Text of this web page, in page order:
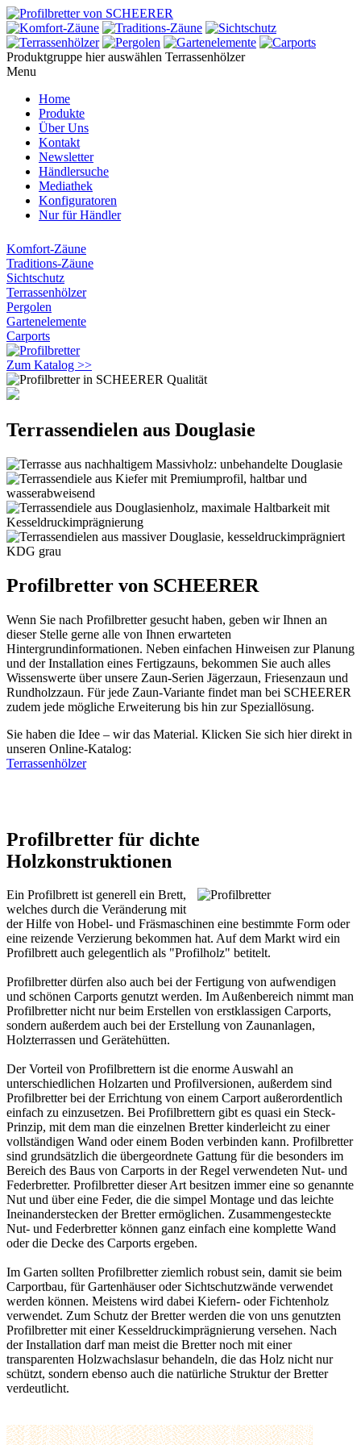
Produktgruppe hier auswählen Terrassenhölzer
Menu
Home
Produkte
Über Uns
Kontakt
Newsletter
Händlersuche
Mediathek
Konfiguratoren
Nur für Händler
Komfort-Zäune
Traditions-Zäune
Sichtschutz
Terrassenhölzer
Pergolen
Gartenelemente
Carports
Zum Katalog >>
Terrassendielen aus Douglasie
Profilbretter von SCHEERER
Wenn Sie nach Profilbretter gesucht haben, geben wir Ihnen an
dieser Stelle gerne alle von Ihnen erwarteten
Hintergrundinformationen. Neben einfachen Hinweisen zur Planung
und der Installation eines Fertigzauns, bekommen Sie auch alles
Wissenswerte über unsere Zaun-Serien Jägerzaun, Friesenzaun und
Rundholzzaun. Für jede Zaun-Variante findet man bei SCHEERER
zudem jede mögliche Erweiterung bis hin zur Speziallösung.
Sie haben die Idee – wir das Material. Klicken Sie sich hier direkt in
unseren Online-Katalog:
Terrassenhölzer
Profilbretter für dichte
Holzkonstruktionen
Ein Profilbrett ist generell ein Brett,
welches durch die Veränderung mit
der Hilfe von Hobel- und Fräsmaschinen eine bestimmte Form oder
eine reizende Verzierung bekommen hat. Auf dem Markt wird ein
Profilbrett auch gelegentlich als "Profilholz" betitelt.
Profilbretter dürfen also auch bei der Fertigung von aufwendigen
und schönen Carports genutzt werden. Im Außenbereich nimmt man
Profilbretter nicht nur beim Erstellen von erstklassigen Carports,
sondern außerdem auch bei der Erstellung von Zaunanlagen,
Holzterrassen und Gerätehütten.
Der Vorteil von Profilbrettern ist die enorme Auswahl an
unterschiedlichen Holzarten und Profilversionen, außerdem sind
Profilbretter bei der Errichtung von einem Carportaußerordentlich
einfach zu einzusetzen. Bei Profilbrettern gibt es quasi ein Steck-
Prinzip, mit dem man die einzelnen Bretter kinderleicht zu einer
vollständigen Wand oder einem Boden verbinden kann. Profilbretter
sind grundsätzlich die übergeordnete Gattung für die besonders im
Bereich des Baus von Carports in der Regel verwendeten Nut- und
Federbretter. Profilbretter dieser Art besitzen immer eine so genannte
Nut und über eine Feder, die die simpel Montage und das leichte
Ineinanderstecken der Bretter ermöglichen. Zusammengesteckte
Nut- und Federbretter können ganz einfach eine komplette Wand
oder die Decke des Carports ergeben.
Im Garten sollten Profilbretter ziemlich robust sein, damit sie beim
Carportbau, für Gartenhäuser oder Sichtschutzwände verwendet
werden können. Meistens wird dabei Kiefern- oder Fichtenholz
verwendet. Zum Schutz der Bretter werden die von uns genutzten
Profilbretter mit einerKesseldruckimprägnierung versehen. Nach
der Installation darf man meist die Bretter noch mit einer
transparenten Holzwachslasur behandeln, die das Holz nicht nur
schützt, sondern ebenso auch die natürliche Struktur der Bretter
verdeutlicht.